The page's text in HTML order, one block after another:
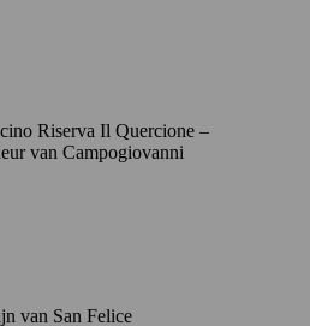
Riserva Il Quercione –
van Campogiovanni